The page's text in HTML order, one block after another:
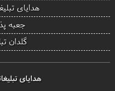
هدایای
جعبه
گلدان
هدایای